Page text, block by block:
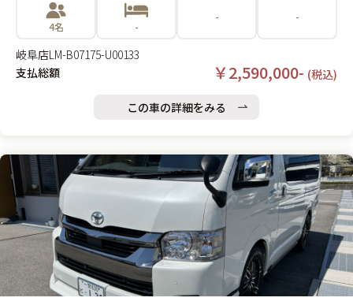
4名 -
- -
岐阜店LM-B07175-U00133
支払総額
￥2,590,000- (税込)
この車の詳細をみる